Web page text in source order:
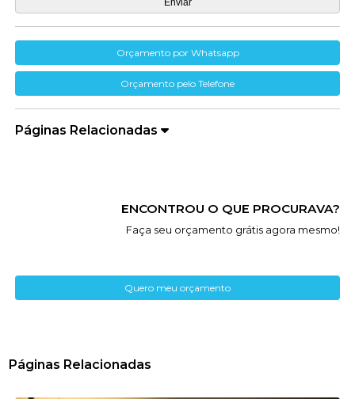
Orçamento por Whatsapp
Orçamento pelo Telefone
Páginas Relacionadas
ENCONTROU O QUE PROCURAVA?
Faça seu orçamento grátis agora mesmo!
Quero meu orçamento
Páginas Relacionadas